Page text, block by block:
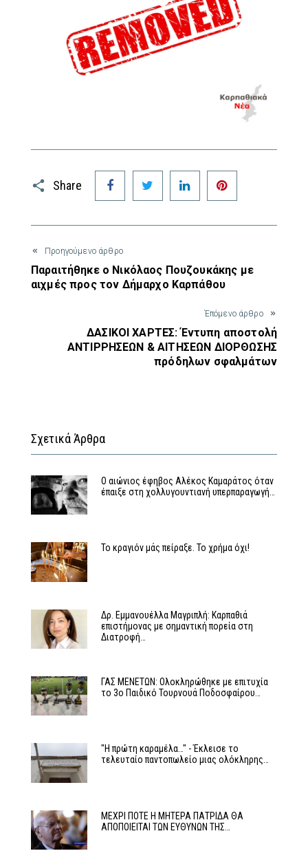
Share
Facebook Twitter LinkedIn
Προηγούμενο άρθρο
Παραιτήθηκε ο Νικόλαος Πουζουκάκης με
αιχμές προς τον Δήμαρχο Καρπάθου
Έπόμενο άρθρο
ΔΑΣΙΚΟΙ ΧΑΡΤΕΣ: Έντυπη αποστολή
ΑΝΤΙΡΡΗΣΕΩΝ & ΑΙΤΗΣΕΩΝ ΔΙΟΡΘΩΣΗΣ
πρόδηλων σφαλμάτων
Σχετικά Άρθρα
Ο αιώνιος έφηβος Αλέκος Καμαράτος όταν
έπαιξε στη χολλυγουντιανή υπερπαραγωγή…
Το κραγιόν μάς πείραξε. Το χρήμα όχι!
Δρ. Εμμανουέλλα Μαγριπλή: Καρπαθιά
επιστήμονας με σημαντική πορεία στη
Διατροφή…
ΓΑΣ ΜΕΝΕΤΩΝ: Ολοκληρώθηκε με επιτυχία
το 3ο Παιδικό Τουρνουά Ποδοσφαίρου…
"Η πρώτη καραμέλα…" - Έκλεισε το
τελευταίο παντοπωλείο μιας ολόκληρης…
ΜΕΧΡΙ ΠΟΤΕ Η ΜΗΤΕΡΑ ΠΑΤΡΙΔΑ ΘΑ
ΑΠΟΠΟΙΕΙΤΑΙ ΤΩΝ ΕΥΘΥΝΩΝ ΤΗΣ…